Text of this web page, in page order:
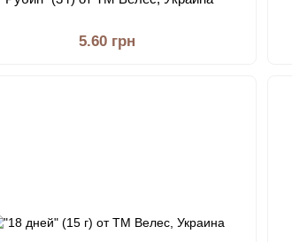
5.60 грн